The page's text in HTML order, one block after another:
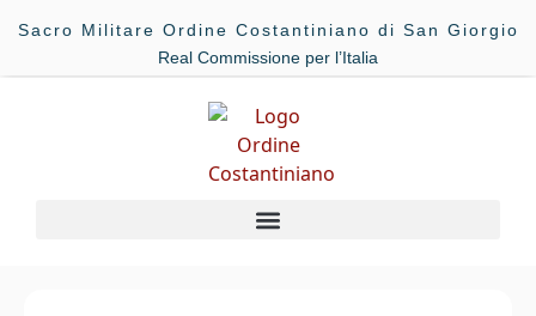
Sacro Militare Ordine Costantiniano di San Giorgio
Real Commissione per l’Italia